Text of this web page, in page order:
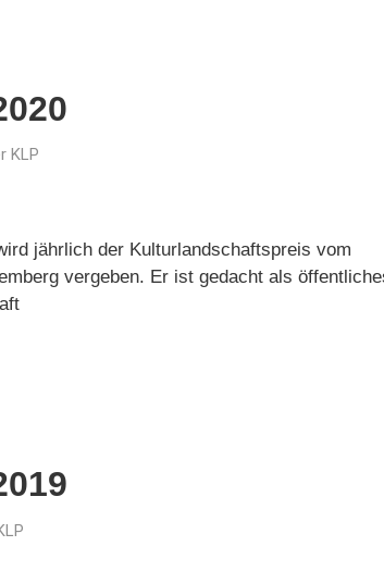
KLP
jährlich der Kulturlandschaftspreis vom
vergeben. Er ist gedacht als